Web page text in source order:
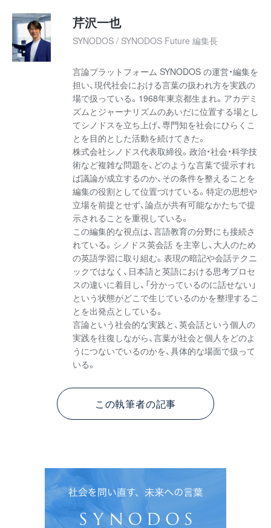
芹沢一也
SYNODOS / SYNODOS Future 編集長
言論プラットフォーム SYNODOS の運営・編集を
担い、現代社会における言葉の扱われ方を実践の
場で扱っている。1968年東京都生まれ。アカデミ
ズムとジャーナリズムのあいだに位置する場とし
てシノドスを立ち上げ、専門知を社会にひらくこ
とを目的とした活動を続けてきた。
株式会社シノドス代表取締役。政治・社会・科学技
術など複雑な問題を、どのような言葉で提示すれ
ば議論が成立するのか、その条件を整えることを
編集の役割として位置づけている。特定の思想や
立場を前提とせず、論点が共有可能なかたちで提
示されることを重視している。
この編集的な視点は、言語教育の分野にも接続さ
れている。シノドス英会話 を主宰し、大人のため
の英語学習に取り組む。表現の暗記や会話テクニ
ックではなく、日本語と英語における思考プロセ
スの違いに着目し、「分かっているのに話せない」
という状態がどこで生じているのかを整理するこ
とを出発点としている。
言論という社会的な実践と、英会話という個人の
実践を往復しながら、言葉が社会と個人をどのよ
うにつないでいるのかを、具体的な場面で扱って
いる。
この執筆者の記事